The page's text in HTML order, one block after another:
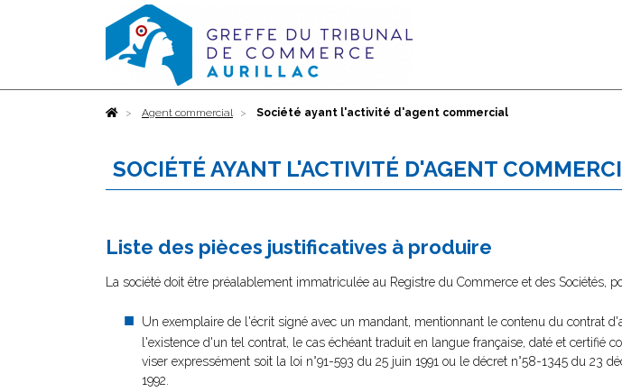
AccueilAgent commercial Société ayant l'activité d'agent commercial
SOCIÉTÉ AYANT L'ACTIVITÉ D'AGENT
Liste des pièces justificatives à produire
La société doit être préalablement immatriculée au Registre du Commerce et des Sociétés,
Un exemplaire de l'écrit signé avec un mandant, mentionnant le contenu du contrat
l'existence d'un tel contrat, le cas échéant traduit en langue française, daté et certifié
viser expressément soit la loi n°91-593 du 25 juin 1991 ou le décret n°58-1345 du 23
1992.